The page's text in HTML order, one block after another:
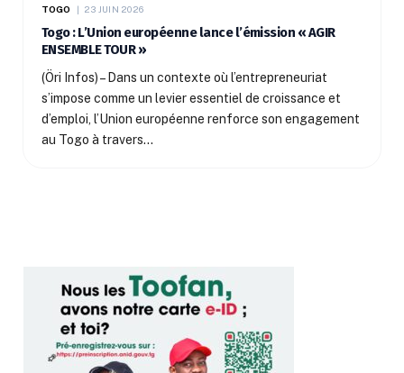
TOGO 23 JUIN 2026
Togo : L’Union européenne lance l’émission « AGIR
ENSEMBLE TOUR »
(Öri Infos) – Dans un contexte où l’entrepreneuriat
s’impose comme un levier essentiel de croissance et
d’emploi, l’Union européenne renforce son engagement
au Togo à travers…